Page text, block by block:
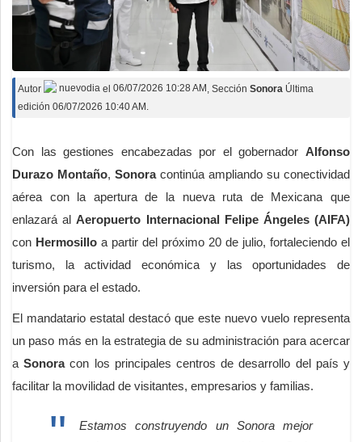
Autor nuevodia el 06/07/2026 10:28 AM , Sección Sonora Última
edición 06/07/2026 10:40 AM.
Con las gestiones encabezadas por el gobernador Alfonso
Durazo Montaño, Sonoracontinúa ampliando su conectividad
aérea con la apertura de la nueva ruta de Mexicana que
enlazará alAeropuerto Internacional Felipe Ángeles (AIFA)
con Hermosillo a partir del próximo 20 de julio, fortaleciendo el
turismo, la actividad económica y las oportunidades de
inversión para el estado.
El mandatario estatal destacó que este nuevo vuelo representa
un paso más en la estrategia de su administración para acercar
aSonoracon los principales centros de desarrollo del país y
facilitar la movilidad de visitantes, empresarios y familias.
Estamos construyendo un Sonora mejor